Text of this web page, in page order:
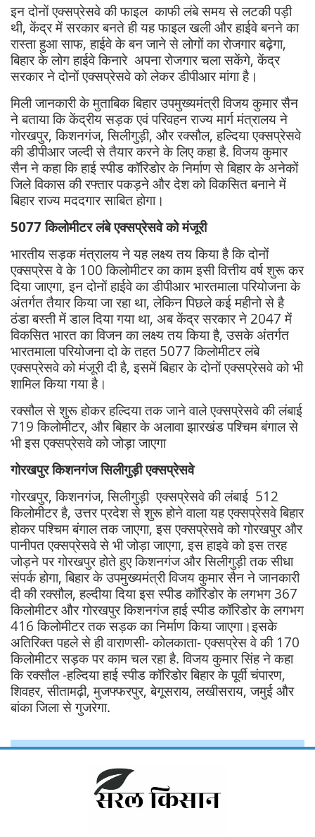
इन दोनों एक्सप्रेसवे की फाइल काफी लंबे समय से लटकी पड़ी
थी, केंद्र में सरकार बनते ही यह फाइल खली और हाईवे बनने का
रास्ता हुआ साफ, हाईवे के बन जाने से लोगों का रोजगार बढ़ेगा,
बिहार के लोग हाईवे किनारे अपना रोजगार चला सकेंगे, केंद्र
सरकार ने दोनों एक्सप्रेसवे को लेकर डीपीआर मांगा है।
मिली जानकारी के मुताबिक बिहार उपमुख्यमंत्री विजय कुमार सैन
ने बताया कि केंद्रीय सड़क एवं परिवहन राज्य मार्ग मंत्रालय ने
गोरखपुर, किशनगंज, सिलीगुड़ी, और रक्सौल, हल्दिया एक्सप्रेसवे
की डीपीआर जल्दी से तैयार करने के लिए कहा है. विजय कुमार
सैन ने कहा कि हाई स्पीड कॉरिडोर के निर्माण से बिहार के अनेकों
जिले विकास की रफ्तार पकड़ने और देश को विकसित बनाने में
बिहार राज्य मददगार साबित होगा।
5077 किलोमीटर लंबे एक्सप्रेसवे को मंजूरी
भारतीय सड़क मंत्रालय ने यह लक्ष्य तय किया है कि दोनों
एक्सप्रेस वे के 100 किलोमीटर का काम इसी वित्तीय वर्ष शुरू कर
दिया जाएगा, इन दोनों हाईवे का डीपीआर भारतमाला परियोजना के
अंतर्गत तैयार किया जा रहा था, लेकिन पिछले कई महीनो से है
ठंडा बस्ती में डाल दिया गया था, अब केंद्र सरकार ने 2047 में
विकसित भारत का विजन का लक्ष्य तय किया है, उसके अंतर्गत
भारतमाला परियोजना दो के तहत 5077 किलोमीटर लंबे
एक्सप्रेसवे को मंजूरी दी है, इसमें बिहार के दोनों एक्सप्रेसवे को भी
शामिल किया गया है।
रक्सौल से शुरू होकर हल्दिया तक जाने वाले एक्सप्रेसवे की लंबाई
719 किलोमीटर, और बिहार के अलावा झारखंड पश्चिम बंगाल से
भी इस एक्सप्रेसवे को जोड़ा जाएगा
गोरखपुर किशनगंज सिलीगुड़ी एक्सप्रेसवे
गोरखपुर, किशनगंज, सिलीगुड़ी एक्सप्रेसवे की लंबाई 512
किलोमीटर है, उत्तर प्रदेश से शुरू होने वाला यह एक्सप्रेसवे बिहार
होकर पश्चिम बंगाल तक जाएगा, इस एक्सप्रेसवे को गोरखपुर और
पानीपत एक्सप्रेसवे से भी जोड़ा जाएगा, इस हाइवे को इस तरह
जोड़ने पर गोरखपुर होते हुए किशनगंज और सिलीगुड़ी तक सीधा
संपर्क होगा, बिहार के उपमुख्यमंत्री विजय कुमार सैन ने जानकारी
दी की रक्सौल, हल्दीया दिया इस स्पीड कॉरिडोर के लगभग 367
किलोमीटर और गोरखपुर किशनगंज हाई स्पीड कॉरिडोर के लगभग
416 किलोमीटर तक सड़क का निर्माण किया जाएगा।इसके
अतिरिक्त पहले से ही वाराणसी- कोलकाता- एक्सप्रेस वे की 170
किलोमीटर सड़क पर काम चल रहा है. विजय कुमार सिंह ने कहा
कि रक्सौल -हल्दिया हाई स्पीड कॉरिडोर बिहार के पूर्वी चंपारण,
शिवहर, सीतामढ़ी, मुजफ्फरपुर, बेगूसराय, लखीसराय, जमुई और
बांका जिला से गुजरेगा.